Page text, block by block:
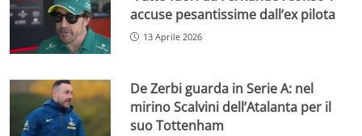
accuse pesantissime dall’ex pilota
13 Aprile 2026
De Zerbi guarda in Serie A: nel
mirino Scalvini dell’Atalanta per il
suo Tottenham